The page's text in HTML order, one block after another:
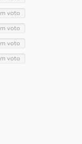
voto
voto
voto
voto